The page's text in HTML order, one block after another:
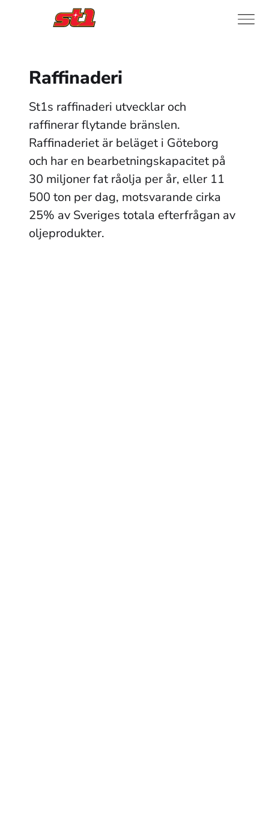
Raffinaderi
St1s raffinaderi utvecklar och
raffinerar flytande bränslen.
Raffinaderiet är beläget i Göteborg
och har en bearbetningskapacitet på
30 miljoner fat råolja per år, eller 11
500 ton per dag, motsvarande cirka
25% av Sveriges totala efterfrågan av
oljeprodukter.